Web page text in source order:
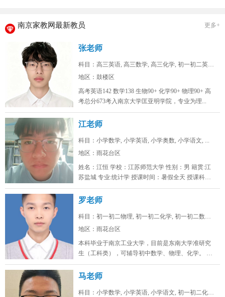
南京家教网最新教员 更多+
张老师
科目：高三英语, 高三数学, 高三化学, 初一初二英语...
地区：鼓楼区
高考英语142 数学138 生物90+ 化学90+ 物理90+ 高
考总分673考入南京大学匡亚明学院，专业为理...
江老师
科目：小学数学, 小学英语, 小学奥数, 小学语文, ...
地区：雨花台区
姓名：江恒 学校：江苏师范大学 性别：男 籍贯:江
苏盐城 专业:统计学 授课时间：暑假全天 授课科
目：小学初...
罗老师
科目：初一初二物理, 初一初二化学, 初一初二数学, ...
地区：雨花台区
本科毕业于南京工业大学，目前是东南大学准研究
生（工科类），可辅导初中数学、物理、化学。 可
线上/线下，南京雨花台、浦口...
马老师
科目：小学数学, 小学英语, 小学语文, 初一初二化学...